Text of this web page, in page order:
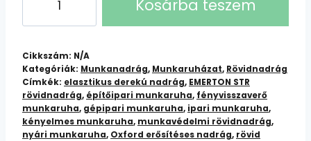
rövidnadrág
(sárga)
mennyiség
Kosárba teszem
Cikkszám: N/A
Kategóriák: Munkanadrág, Munkaruházat, Rövidnadrág
Címkék: elasztikus derekú nadrág, EMERTON STR
rövidnadrág, építőipari munkaruha, fényvisszaverő
munkaruha, gépipari munkaruha, ipari munkaruha,
kényelmes munkaruha, munkavédelmi rövidnadrág,
nyári munkaruha, Oxford erősítéses nadrág, rövid